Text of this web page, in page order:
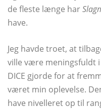
de fleste længe har
have.
Jeg havde troet, at
ville være meningsfuldt
DICE gjorde for at
været min oplevelse.
have nivelleret op til